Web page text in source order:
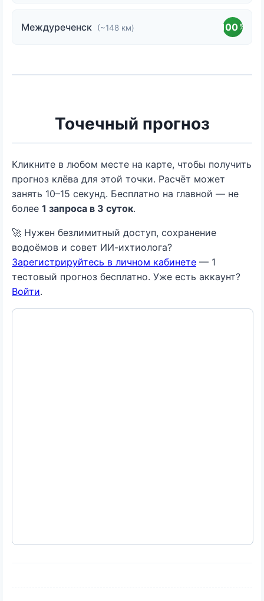
Междуреченск (~148 км) 100 %
Точечный прогноз
Кликните в любом месте на карте, чтобы получить
прогноз клёва для этой точки. Расчёт может
занять 10–15 секунд. Бесплатно на главной — не
более 1 запроса в 3 суток.
🚀 Нужен безлимитный доступ, сохранение
водоёмов и совет ИИ-ихтиолога?
Зарегистрируйтесь в личном кабинете — 1
тестовый прогноз бесплатно. Уже есть аккаунт?
Войти.